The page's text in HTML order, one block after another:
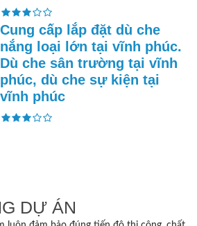
Cung cấp lắp đặt dù che
nắng loại lớn tại vĩnh phúc.
Dù che sân trường tại vĩnh
phúc, dù che sự kiện tại
vĩnh phúc
DỰ ÁN